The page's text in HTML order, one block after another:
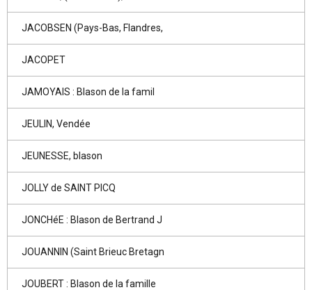
JACOBSEN (Pays-Bas, Flandres,
JACOPET
JAMOYAIS : Blason de la famil
JEULIN, Vendée
JEUNESSE, blason
JOLLY de SAINT PICQ
JONCHéE : Blason de Bertrand J
JOUANNIN (Saint Brieuc Bretagn
JOUBERT : Blason de la famille